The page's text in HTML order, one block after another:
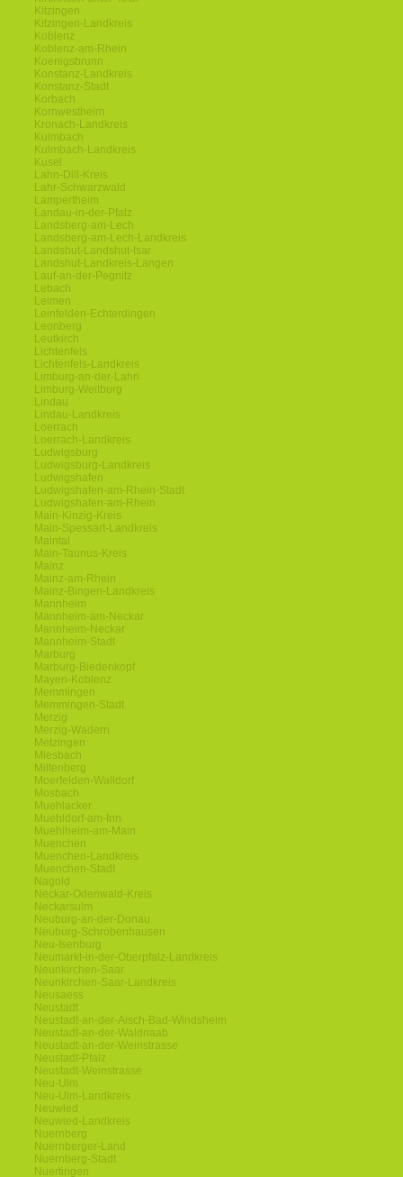
Kitzingen
Kitzingen-Landkreis
Koblenz
Koblenz-am-Rhein
Koenigsbrunn
Konstanz-Landkreis
Konstanz-Stadt
Korbach
Kornwestheim
Kronach-Landkreis
Kulmbach
Kulmbach-Landkreis
Kusel
Lahn-Dill-Kreis
Lahr-Schwarzwald
Lampertheim
Landau-in-der-Pfalz
Landsberg-am-Lech
Landsberg-am-Lech-Landkreis
Landshut-Landshut-Isar
Landshut-Landkreis-Langen
Lauf-an-der-Pegnitz
Lebach
Leimen
Leinfelden-Echterdingen
Leonberg
Leutkirch
Lichtenfels
Lichtenfels-Landkreis
Limburg-an-der-Lahn
Limburg-Weilburg
Lindau
Lindau-Landkreis
Loerrach
Loerrach-Landkreis
Ludwigsburg
Ludwigsburg-Landkreis
Ludwigshafen
Ludwigshafen-am-Rhein-Stadt
Ludwigshafen-am-Rhein
Main-Kinzig-Kreis
Main-Spessart-Landkreis
Maintal
Main-Taunus-Kreis
Mainz
Mainz-am-Rhein
Mainz-Bingen-Landkreis
Mannheim
Mannheim-am-Neckar
Mannheim-Neckar
Mannheim-Stadt
Marburg
Marburg-Biedenkopf
Mayen-Koblenz
Memmingen
Memmingen-Stadt
Merzig
Merzig-Wadern
Metzingen
Miesbach
Miltenberg
Moerfelden-Walldorf
Mosbach
Muehlacker
Muehldorf-am-Inn
Muehlheim-am-Main
Muenchen
Muenchen-Landkreis
Muenchen-Stadt
Nagold
Neckar-Odenwald-Kreis
Neckarsulm
Neuburg-an-der-Donau
Neuburg-Schrobenhausen
Neu-Isenburg
Neumarkt-in-der-Oberpfalz-Landkreis
Neunkirchen-Saar
Neunkirchen-Saar-Landkreis
Neusaess
Neustadt
Neustadt-an-der-Aisch-Bad-Windsheim
Neustadt-an-der-Waldnaab
Neustadt-an-der-Weinstrasse
Neustadt-Pfalz
Neustadt-Weinstrasse
Neu-Ulm
Neu-Ulm-Landkreis
Neuwied
Neuwied-Landkreis
Nuernberg
Nuernberger-Land
Nuernberg-Stadt
Nuertingen